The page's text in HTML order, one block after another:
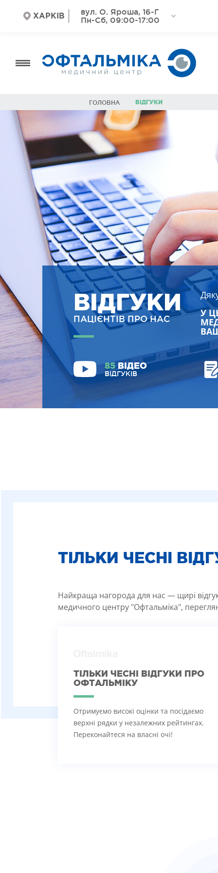
ХАРКІВ
вул. О. Яроша, 16-Г
Пн-Сб, 09:00-17:00
ГОЛОВНА ВІДГУКИ
ВІДГУКИ
ПАЦІЄНТІВ ПРО НАС
У
85 ВІДЕО
ВІДГУКІВ
ТІЛЬКИ ЧЕСНІ
Найкраща нагорода для нас — щирі
медичного центру "Офтальміка",
ТІЛЬКИ ЧЕСНІ ВІДГУКИ ПРО
ОФТАЛЬМІКУ
Отримуємо високі оцінки та посідаємо
верхні рядки у незалежних рейтингах.
Переконайтеся на власні очі!